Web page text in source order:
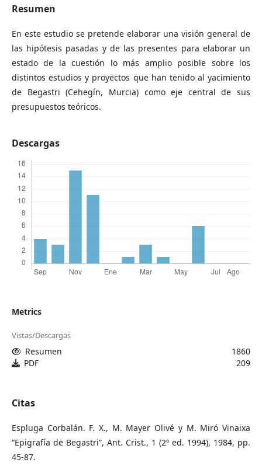
Resumen
En este estudio se pretende elaborar una visión general de
las hipótesis pasadas y de las presentes para elaborar un
estado de la cuestión lo más amplio posible sobre los
distintos estudios y proyectos que han tenido al yacimiento
de Begastri (Cehegín, Murcia) como eje central de sus
presupuestos teóricos.
Descargas
Metrics
Vistas/Descargas
Resumen
1860
PDF
209
Citas
Espluga Corbalán. F. X., M. Mayer Olivé y M. Miró Vinaixa
“Epigrafía de Begastri”, Ant. Crist., 1 (2º ed. 1994), 1984, pp.
45-87.